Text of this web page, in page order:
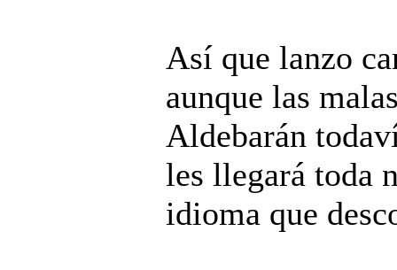
Así que lanzo
aunque las
Aldebarán
les llegará toda
idioma que